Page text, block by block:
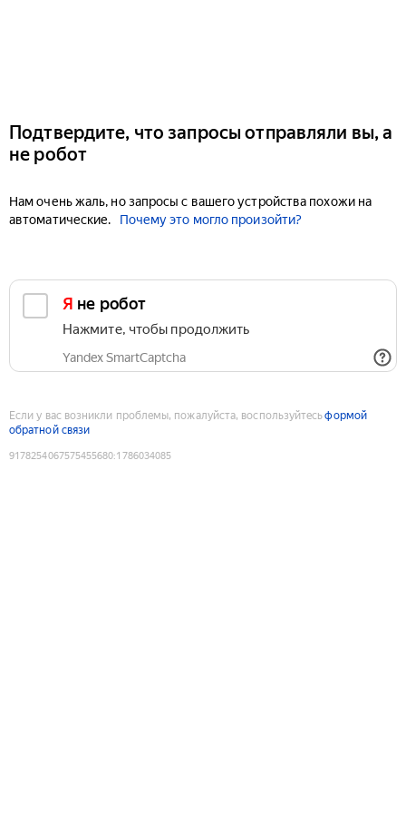
Подтвердите, что запросы отправляли вы, а
не робот
Нам очень жаль, но запросы с вашего устройства похожи на
автоматические.
Почему это могло произойти?
Я не робот
Нажмите, чтобы продолжить
Yandex SmartCaptcha
Если у вас возникли проблемы, пожалуйста, воспользуйтесьформой
обратной связи
9178254067575455680:1786034085